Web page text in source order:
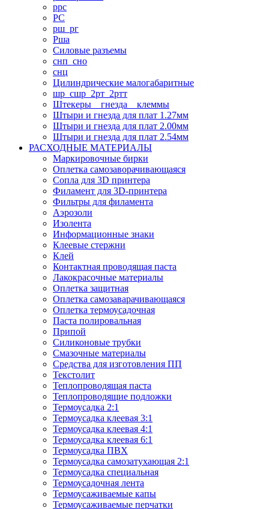
ррс
РС
рш_рг
Рша
Силовые разъемы
снп_сно
снц
Цилиндрические малогабаритные
шр_сшр_2рт_2ртт
Штекеры _ гнезда _ клеммы
Штыри и гнезда для плат 1.27мм
Штыри и гнезда для плат 2.00мм
Штыри и гнезда для плат 2.54мм
РАСХОДНЫЕ МАТЕРИАЛЫ
Маркировочные бирки
Оплетка самозаворачивающаяся
Сопла для 3D принтера
Филамент для 3D-принтера
Фильтры для филамента
Аэрозоли
Изолента
Информационные знаки
Клеевые стержни
Клей
Контактная проводящая паста
Лакокрасочные материалы
Оплетка защитная
Оплетка самозаварачивающаяся
Оплетка термоусадочная
Паста полировальная
Припой
Силиконовые трубки
Смазочные материалы
Средства для изготовления ПП
Текстолит
Теплопроводящая паста
Теплопроводящие подложки
Термоусадка 2:1
Термоусадка клеевая 3:1
Термоусадка клеевая 4:1
Термоусадка клеевая 6:1
Термоусадка ПВХ
Термоусадка самозатухающая 2:1
Термоусадка специальная
Термоусадочная лента
Термоусаживаемые капы
Термоусаживаемые перчатки